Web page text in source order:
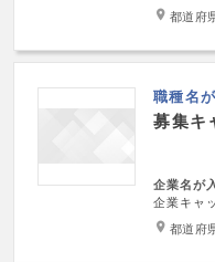
都道府
職種名
募集キ
企業名が
企業キャ
都道府